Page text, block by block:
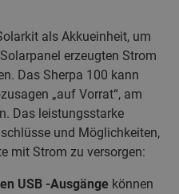
als Akkueinheit, um
erzeugten Strom
Das Sherpa 100 kann
„auf Vorrat“, am
Das leistungsstarke
und Möglichkeiten,
mit Strom zu versorgen:
USB -Ausgänge können